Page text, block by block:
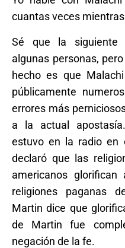
cuantas veces
Sé que la siguiente
algunas personas,
hecho es que
públicamente
errores más
a la actual
estuvo en la radio en
declaró que las
americanos
religiones paganas
Martin dice que
de Martin fue
negación de la fe.